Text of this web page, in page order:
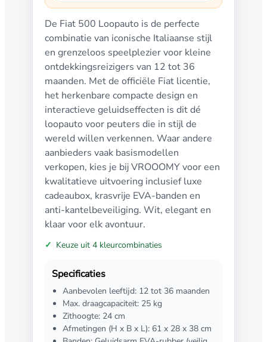
De Fiat 500 Loopauto is de perfecte
combinatie van iconische Italiaanse stijl
en grenzeloos speelplezier voor kleine
ontdekkingsreizigers van 12 tot 36
maanden. Met de officiële Fiat licentie,
het herkenbare compacte design en
interactieve geluidseffecten is dit dé
loopauto voor peuters die in stijl de
wereld willen verkennen. Waar andere
aanbieders vaak basismodellen
verkopen, kies je bij VROOOMY voor een
kwalitatieve uitvoering inclusief luxe
cadeaubox, krasvrije EVA-banden en
anti-kantelbeveiliging. Wit, elegant en
klaar voor elk avontuur.
Keuze uit 4 kleurcombinaties
Specificaties
Aanbevolen leeftijd: 12 tot 36 maanden
Max. draagcapaciteit: 25 kg
Zithoogte: 24 cm
Afmetingen (H x B x L): 61 x 28 x 38 cm